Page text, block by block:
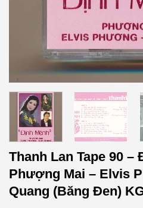
Thanh Lan Tape 90 –
Phượng Mai – Elvis
Quang (Băng Đen)